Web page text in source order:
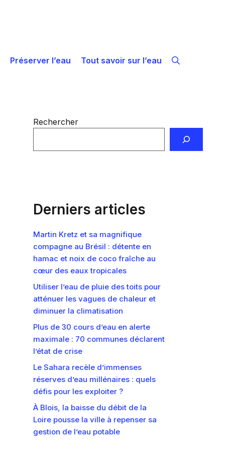
Préserver l’eau Tout savoir sur l’eau
Rechercher
Derniers articles
Martin Kretz et sa magnifique
compagne au Brésil : détente en
hamac et noix de coco fraîche au
cœur des eaux tropicales
Utiliser l’eau de pluie des toits pour
atténuer les vagues de chaleur et
diminuer la climatisation
Plus de 30 cours d’eau en alerte
maximale : 70 communes déclarent
l’état de crise
Le Sahara recèle d’immenses
réserves d’eau millénaires : quels
défis pour les exploiter ?
À Blois, la baisse du débit de la
Loire pousse la ville à repenser sa
gestion de l’eau potable